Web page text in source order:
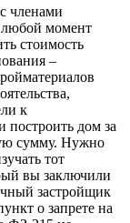
членами
любой момент
стоимость
–
к
построить дом за
сумму. Нужно
тот
вы заключили
застройщик
о запрете на